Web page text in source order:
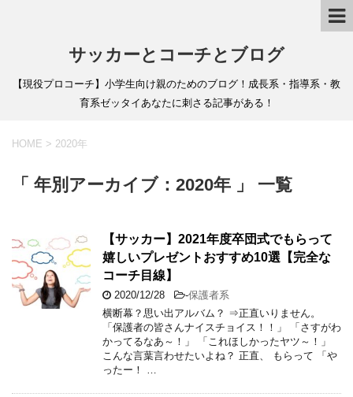
サッカーとコーチとブログ
【現役プロコーチ】小学生向け親のためのブログ！成長系・指導系・教
育系ゼッタイあなたに刺さる記事がある！
HOME > 2020年
「 年別アーカイブ：2020年 」 一覧
【サッカー】2021年度卒団式でもらって
嬉しいプレゼントおすすめ10選【完全な
コーチ目線】
2020/12/28 -保護者系
横断幕？思い出アルバム？ ⇒正直いりません。
「保護者の皆さんナイスチョイス！！」 「さすがわ
かってるなあ～！」 「これほしかったヤツ～！」
こんな言葉言わせたいよね？ 正直、 もらって 「や
ったー！ …